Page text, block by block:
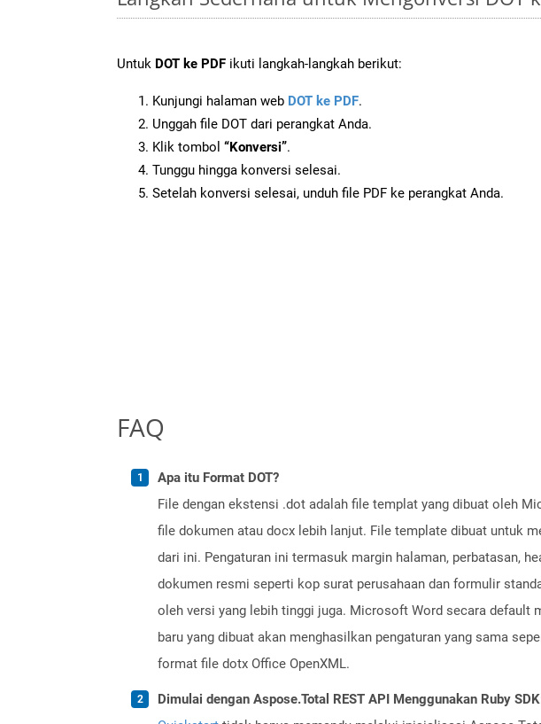
Untuk DOT ke PDF ikuti langkah-langkah berikut:
Kunjungi halaman web DOT ke PDF.
Unggah file DOT dari perangkat Anda.
Klik tombol “Konversi”.
Tunggu hingga konversi selesai.
Setelah konversi selesai, unduh file PDF ke perangkat Anda.
FAQ
Apa itu Format DOT?
File dengan ekstensi .dot adalah file templat yang dibuat oleh
file dokumen atau docx lebih lanjut. File template dibuat untuk
dari ini. Pengaturan ini termasuk margin halaman, perbatasan,
dokumen resmi seperti kop surat perusahaan dan formulir
oleh versi yang lebih tinggi juga. Microsoft Word secara
baru yang dibuat akan menghasilkan pengaturan yang sama
format file dotx Office OpenXML.
Dimulai dengan Aspose.Total REST API Menggunakan Ruby